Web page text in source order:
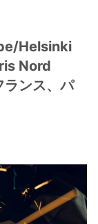
Helsinki
Nord
ンス、パ